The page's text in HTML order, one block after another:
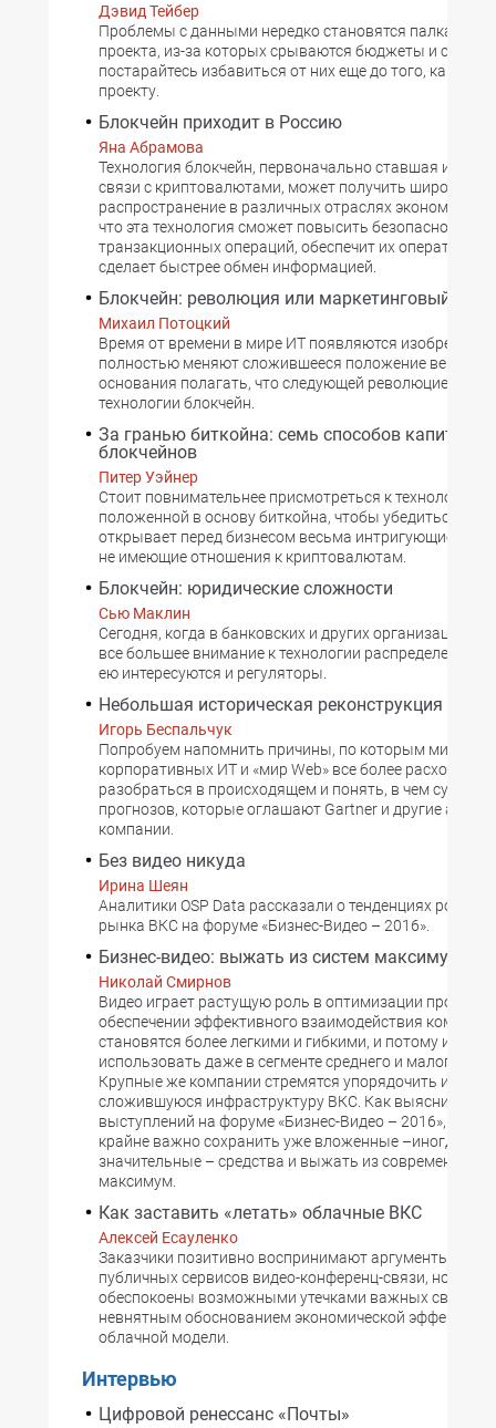
Дэвид Тейбер
Проблемы с данными нередко становятся палками в
проекта, из-за которых срываются бюджеты и сроки.
постарайтесь избавиться от них еще до того, как
проекту.
Блокчейн приходит в Россию
Яна Абрамова
Технология блокчейн, первоначально ставшая
связи с криптовалютами, может получить широкое
распространение в различных отраслях экономики.
что эта технология сможет повысить безопасность и
транзакционных операций, обеспечит их
сделает быстрее обмен информацией.
Блокчейн: революция или маркетинговый
Михаил Потоцкий
Время от времени в мире ИТ появляются
полностью меняют сложившееся положение вещей.
основания полагать, что следующей революцией
технологии блокчейн.
За гранью биткойна: семь способов
блокчейнов
Питер Уэйнер
Стоит повнимательнее присмотреться к технологии,
положенной в основу биткойна, чтобы убедиться, что
открывает перед бизнесом весьма интригующие
не имеющие отношения к криптовалютам.
Блокчейн: юридические сложности
Сью Маклин
Сегодня, когда в банковских и других организациях
все большее внимание к технологии распределенного
ею интересуются и регуляторы.
Небольшая историческая реконструкция Web-
Игорь Беспальчук
Попробуем напомнить причины, по которым мир
корпоративных ИТ и «мир Web» все более расходятся,
разобраться в происходящем и понять, в чем суть тех
прогнозов, которые оглашают Gartner и другие
компании.
Без видео никуда
Ирина Шеян
Аналитики OSP Data рассказали о тенденциях
рынка ВКС на форуме «Бизнес-Видео – 2016».
Бизнес-видео: выжать из систем максимум
Николай Смирнов
Видео играет растущую роль в оптимизации
обеспечении эффективного взаимодействия
становятся более легкими и гибкими, и потому их
использовать даже в сегменте среднего и малого
Крупные же компании стремятся упорядочить
сложившуюся инфраструктуру ВКС. Как выяснилось
выступлений на форуме «Бизнес-Видео – 2016», при
крайне важно сохранить уже вложенные –иногда
значительные – средства и выжать из современных
максимум.
Как заставить «летать» облачные ВКС
Алексей Есауленко
Заказчики позитивно воспринимают аргументы в
публичных сервисов видео-конференц-связи, но по-
обеспокоены возможными утечками важных
невнятным обоснованием экономической
облачной модели.
Интервью
Цифровой ренессанс «Почты»